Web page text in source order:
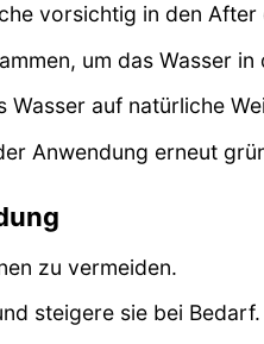
vorsichtig in den After
um das Wasser
Wasser auf natürliche
Anwendung erneut
zu vermeiden.
steigere sie bei Bedarf.